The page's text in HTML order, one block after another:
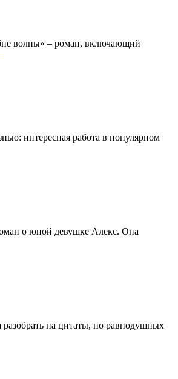
волны» – роман, включающий
интересная работа в популярном
о юной девушке Алекс. Она
разобрать на цитаты, но равнодушных